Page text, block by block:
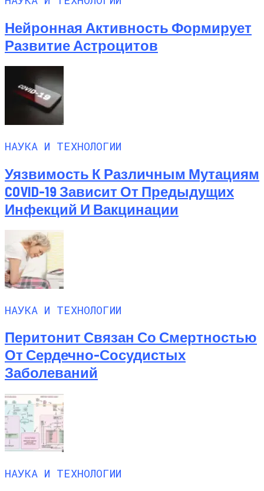
Нейронная Активность Формирует
Развитие Астроцитов
НАУКА И ТЕХНОЛОГИИ
Уязвимость К Различным Мутациям
COVID-19 Зависит От Предыдущих
Инфекций И Вакцинации
НАУКА И ТЕХНОЛОГИИ
Перитонит Связан Со Смертностью
От Сердечно-Сосудистых
Заболеваний
НАУКА И ТЕХНОЛОГИИ